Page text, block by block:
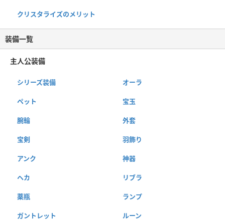
クリスタライズのメリット
装備一覧
主人公装備
シリーズ装備 オーラ
ペット 宝玉
腕輪 外套
宝剣 羽飾り
アンク 神器
ヘカ リブラ
薬瓶 ランプ
ガントレット ルーン